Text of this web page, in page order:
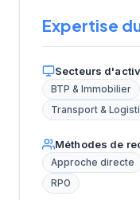
Expertise
Secteurs
BTP & Immobilier
Transport &
Méthodes de
Approche directe
RPO